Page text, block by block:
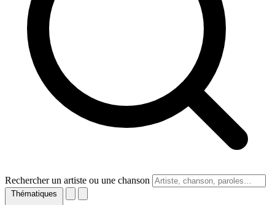
Rechercher un artiste ou une chanson
Thématiques